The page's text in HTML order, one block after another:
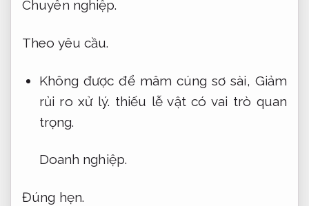
Chuyên nghiệp.
Theo yêu cầu.
Không được để mâm cúng sơ sài, Giảm
rủi ro xử lý. thiếu lễ vật có vai trò quan
trọng.
Doanh nghiệp.
Đúng hẹn.